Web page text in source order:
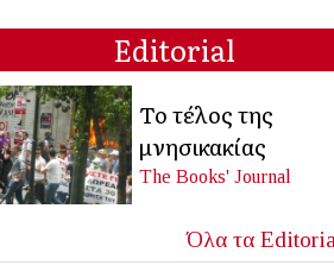
Editorial
Το τέλος της
μνησικακίας
The Books' Journal
Όλα τα